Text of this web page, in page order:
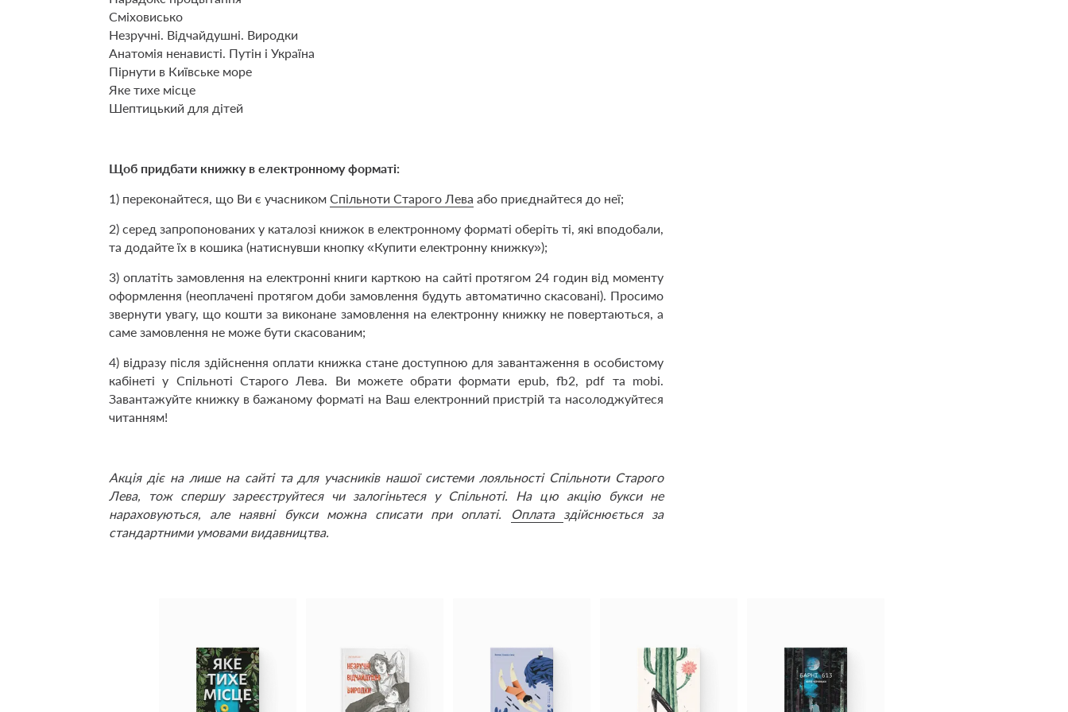
Сміховисько
Незручні. Відчайдушні. Виродки
Анатомія ненависті. Путін і Україна
Пірнути в Київське море
Яке тихе місце
Шептицький для дітей
Щоб придбати книжку в електронному форматі:
1) переконайтеся, що Ви є учасником Спільноти Старого Лева або приєднайтеся до неї;
2) cеред запропонованих у каталозі книжок в електронному форматі оберіть ті, які вподобали,
та додайте їх в кошика (натиснувши кнопку «Купити електронну книжку»);
3) оплатіть замовлення на електронні книги карткою на сайті протягом 24 годин від моменту
оформлення (неоплачені протягом доби замовлення будуть автоматично скасовані). Просимо
звернути увагу, що кошти за виконане замовлення на електронну книжку не повертаються, а
саме замовлення не може бути скасованим;
4) відразу після здійснення оплати книжка стане доступною для завантаження в особистому
кабінеті у Спільноті Старого Лева. Ви можете обрати формати epub, fb2, pdf та mobi.
Завантажуйте книжку в бажаному форматі на Ваш електронний пристрій та насолоджуйтеся
читанням!
Акція діє на лише на сайті та для учасників нашої системи лояльності Спільноти Старого
Лева, тож спершу зареєструйтеся чи залогіньтеся у Спільноті. На цю акцію букси не
нараховуються, але наявні букси можна списати при оплаті.
Оплата
здійснюється за
стандартними умовами видавництва.